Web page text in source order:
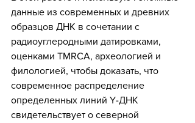
данные из современных и древних
образцов ДНК в сочетании с
радиоуглеродными датировками,
оценками TMRCA, археологией и
филологией, чтобы доказать, что
современное распределение
определенных линий Y-ДНК
свидетельствует о северной